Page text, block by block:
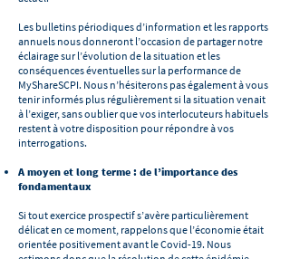
Les bulletins périodiques d’information et les rapports
annuels nous donneront l’occasion de partager notre
éclairage sur l’évolution de la situation et les
conséquences éventuelles sur la performance de
MyShareSCPI. Nous n’hésiterons pas également à vous
tenir informés plus régulièrement si la situation venait
à l’exiger, sans oublier que vos interlocuteurs habituels
restent à votre disposition pour répondre à vos
interrogations.
A moyen et long terme : de l’importance des
fondamentaux
Si tout exercice prospectif s’avère particulièrement
délicat en ce moment, rappelons que l’économie était
orientée positivement avant le Covid-19. Nous